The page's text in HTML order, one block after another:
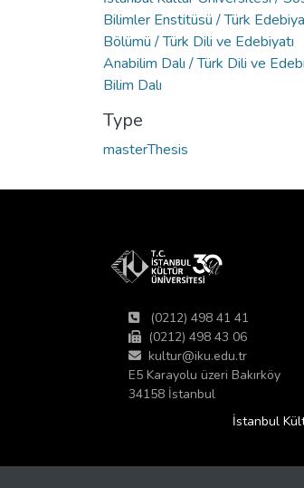
Bilimler Enstitüsü / Türk
Bölümü / Türk Dili ve Edebiyatı
Anabilim Dalı / Türk Dili ve
Bilim Dalı
Type
masterThesis
(0212) 498 41 41
(0212) 498 43 06
kultur@iku.edu.tr
E5 Karayolu üzeri Bakırköy
34158 İstanbul
İstanbul